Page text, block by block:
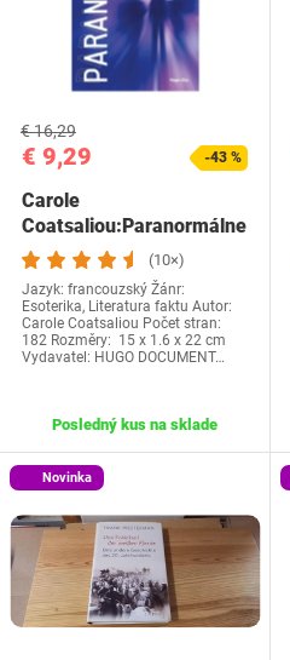
€ 9,29
€ 16,29
-43 %
Carole
Coatsaliou:Paranormálne
30 príbehov
(10×)
Jazyk: francouzský Žánr:
Esoterika, Literatura faktu Autor:
Carole Coatsaliou Počet stran:
182 Rozměry: 15 x 1.6 x 22 cm
Vydavatel: HUGO DOCUMENT…
Posledný kus na sklade
Novinka